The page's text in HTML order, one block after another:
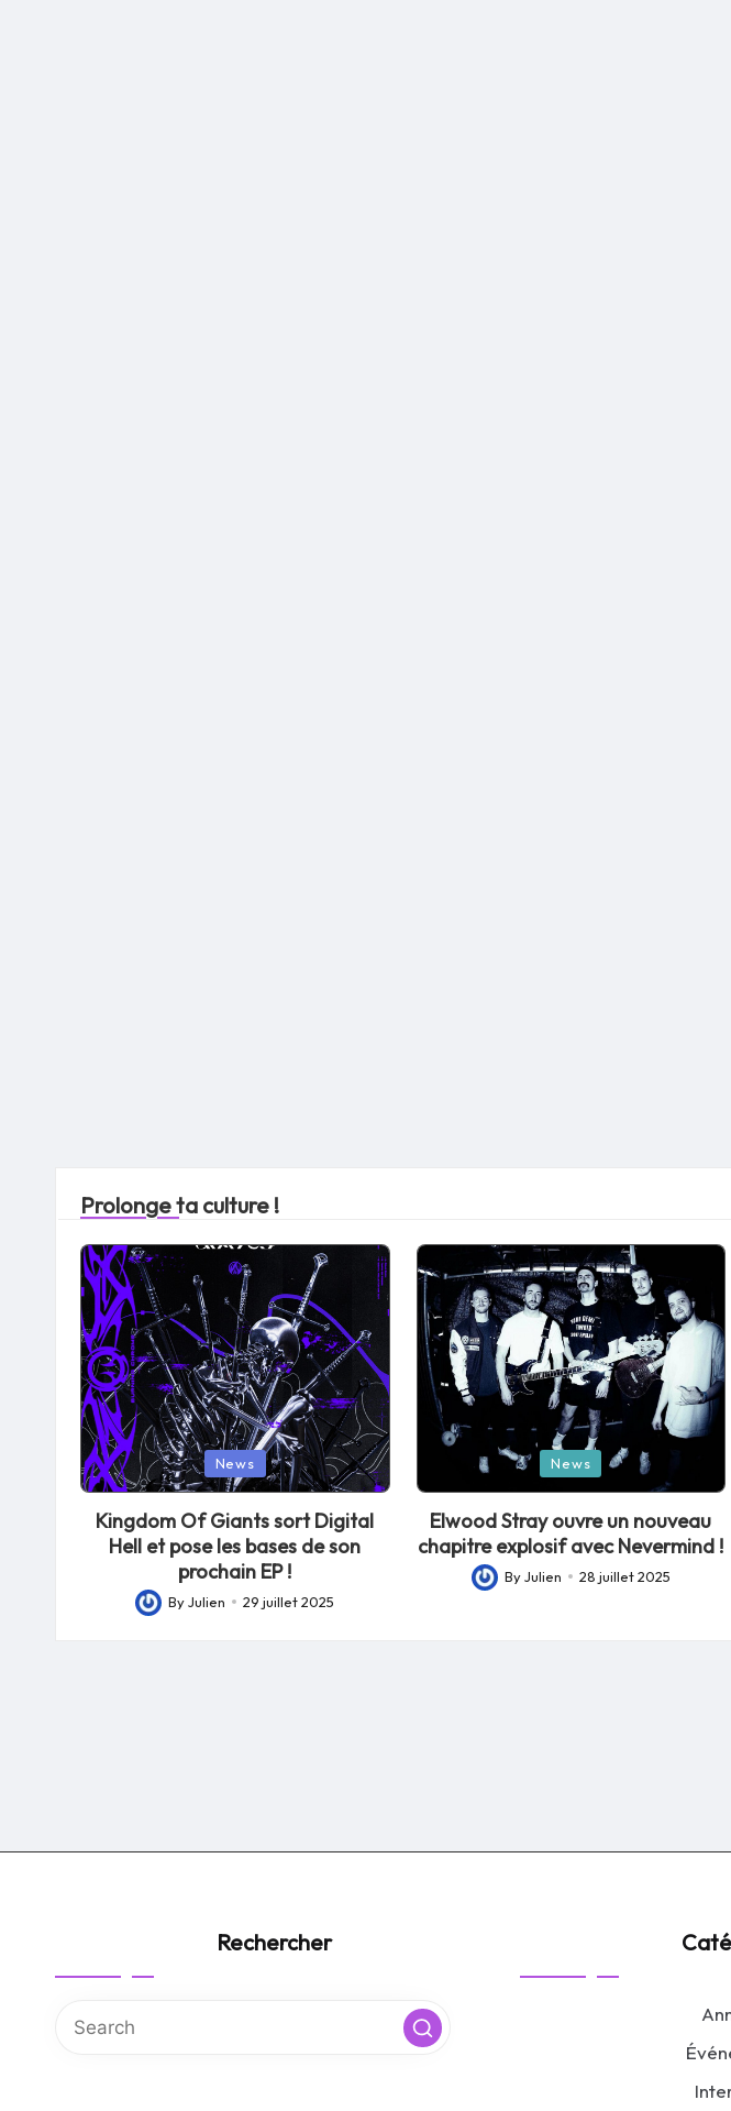
Prolonge ta culture !
Posted
in
News
Kingdom Of Giants sort Digital
Hell et pose les bases de son
prochain EP !
Posted
ByJulien 29 juillet 2025
Posted
in
News
Elwood Stray ouvre un nouveau
chapitre explosif avec Nevermind !
Posted
ByJulien 28 juillet 2025
Rechercher